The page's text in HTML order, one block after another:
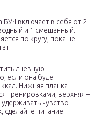
БУЧ включает в себя от 2
и 1 смешанный.
по кругу, пока не
дневную
если она будет
Нижняя планка
тренировками, верхняя –
чувство
сделайте питание